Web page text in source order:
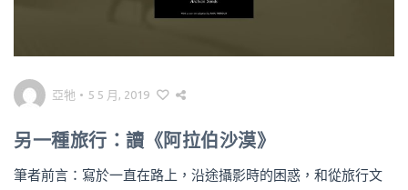
亞牠 • 5 5 月, 2019
另一種旅行：讀《阿拉伯沙漠》
筆者前言：寫於一直在路上，沿途攝影時的困惑，和從旅行文